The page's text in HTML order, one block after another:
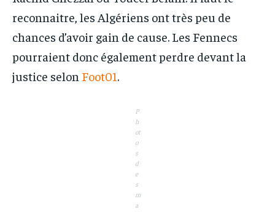
reconnaitre, les Algériens ont très peu de
chances d’avoir gain de cause. Les Fennecs
pourraient donc également perdre devant la
justice selon Foot01.
P
h
ot
o
s
d
e
s
m
a